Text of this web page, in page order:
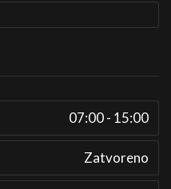
07:00 - 15:00
Zatvoreno